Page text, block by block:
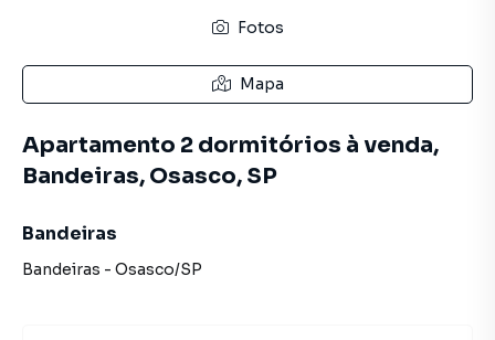
Fotos
Mapa
Apartamento 2 dormitórios à venda,
Bandeiras, Osasco, SP
Bandeiras
Bandeiras - Osasco/SP